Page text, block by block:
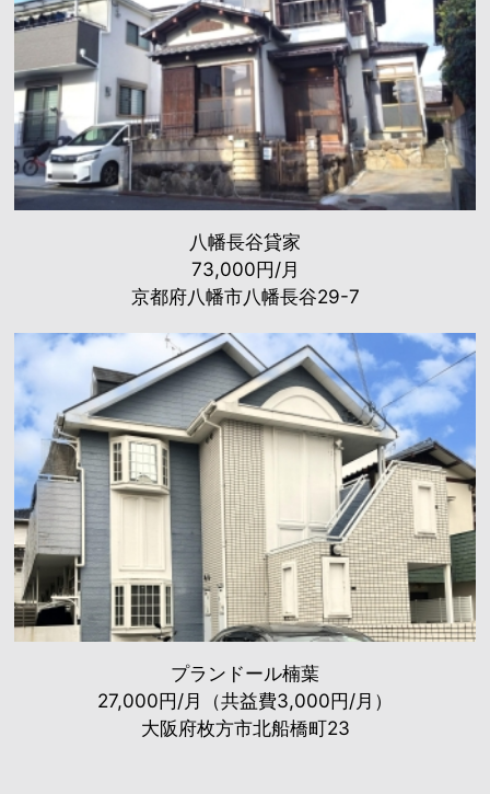
八幡長谷貸家
73,000円/月
京都府八幡市八幡長谷29-7
プランドール楠葉
27,000円/月（共益費3,000円/月）
大阪府枚方市北船橋町23